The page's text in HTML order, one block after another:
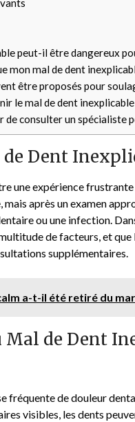
peut-il être dangereux
mon mal de dent
être proposés pour
le mal de dent inexplicable
consulter un spécialiste
Dent
une expérience
après un examen
ou une infection.
de facteurs, et
supplémentaires.
a-t-il été retiré du
Mal de Dent
fréquente de douleur
visibles, les dents